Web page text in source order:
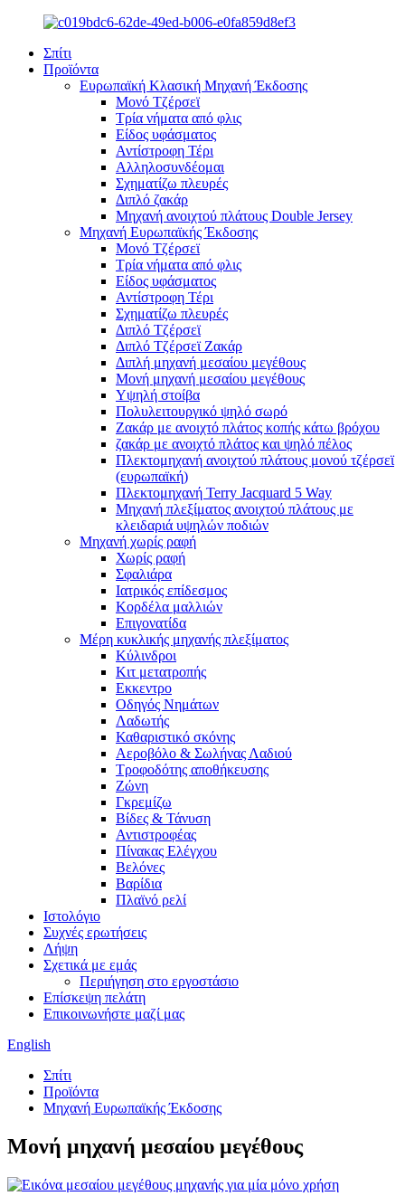
Σπίτι
Προϊόντα
Ευρωπαϊκή Κλασική Μηχανή Έκδοσης
Μονό Τζέρσεϊ
Τρία νήματα από φλις
Είδος υφάσματος
Αντίστροφη Τέρι
Αλληλοσυνδέομαι
Σχηματίζω πλευρές
Διπλό ζακάρ
Μηχανή ανοιχτού πλάτους Double Jersey
Μηχανή Ευρωπαϊκής Έκδοσης
Μονό Τζέρσεϊ
Τρία νήματα από φλις
Είδος υφάσματος
Αντίστροφη Τέρι
Σχηματίζω πλευρές
Διπλό Τζέρσεϊ
Διπλό Τζέρσεϊ Ζακάρ
Διπλή μηχανή μεσαίου μεγέθους
Μονή μηχανή μεσαίου μεγέθους
Υψηλή στοίβα
Πολυλειτουργικό ψηλό σωρό
Ζακάρ με ανοιχτό πλάτος κοπής κάτω βρόχου
ζακάρ με ανοιχτό πλάτος και ψηλό πέλος
Πλεκτομηχανή ανοιχτού πλάτους μονού τζέρσεϊ
(ευρωπαϊκή)
Πλεκτομηχανή Terry Jacquard 5 Way
Μηχανή πλεξίματος ανοιχτού πλάτους με
κλειδαριά υψηλών ποδιών
Μηχανή χωρίς ραφή
Χωρίς ραφή
Σφαλιάρα
Ιατρικός επίδεσμος
Κορδέλα μαλλιών
Επιγονατίδα
Μέρη κυκλικής μηχανής πλεξίματος
Κύλινδροι
Κιτ μετατροπής
Εκκεντρο
Οδηγός Νημάτων
Λαδωτής
Καθαριστικό σκόνης
Αεροβόλο & Σωλήνας Λαδιού
Τροφοδότης αποθήκευσης
Ζώνη
Γκρεμίζω
Βίδες & Τάνυση
Αντιστροφέας
Πίνακας Ελέγχου
Βελόνες
Βαρίδια
Πλαϊνό ρελί
Ιστολόγιο
Συχνές ερωτήσεις
Λήψη
Σχετικά με εμάς
Περιήγηση στο εργοστάσιο
Επίσκεψη πελάτη
Επικοινωνήστε μαζί μας
English
Σπίτι
Προϊόντα
Μηχανή Ευρωπαϊκής Έκδοσης
Μονή μηχανή μεσαίου μεγέθους